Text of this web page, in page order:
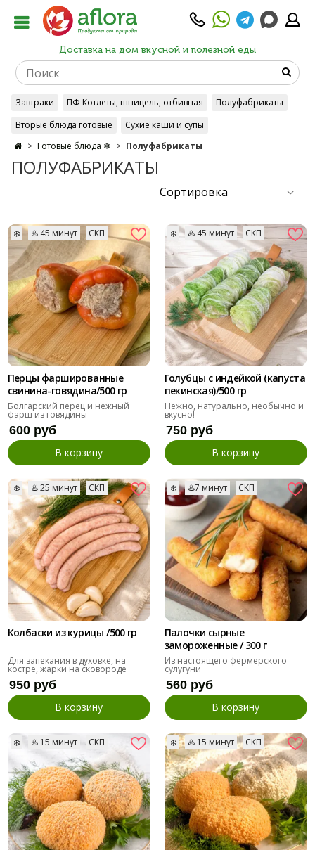
Доставка на дом вкусной и полезной еды
Завтраки ПФ Котлеты, шницель, отбивная
Полуфабрикаты
Вторые блюда готовые
Сухие каши и супы
Готовые блюда ❄
Полуфабрикаты
ПОЛУФАБРИКАТЫ
❄️ ♨️ 45 минут СКП
Перцы фаршированные
cвинина-говядина/500 гр
Болгарский перец и нежный
фарш из говядины
600 руб
В корзину
❄️ ♨️ 45 минут СКП
Голубцы с индейкой (капуста
пекинская)/500 гр
Нежно, натурально, необычно и
вкусно!
750 руб
В корзину
❄️ ♨️ 25 минут СКП
Колбаски из курицы /500 гр
Для запекания в духовке, на
костре, жарки на сковороде
950 руб
В корзину
❄️ ♨️7 минут СКП
Палочки сырные
замороженные / 300 г
Из настоящего фермерского
сулугуни
560 руб
В корзину
❄️ ♨️ 15 минут СКП ❄️ ♨️ 15 минут СКП